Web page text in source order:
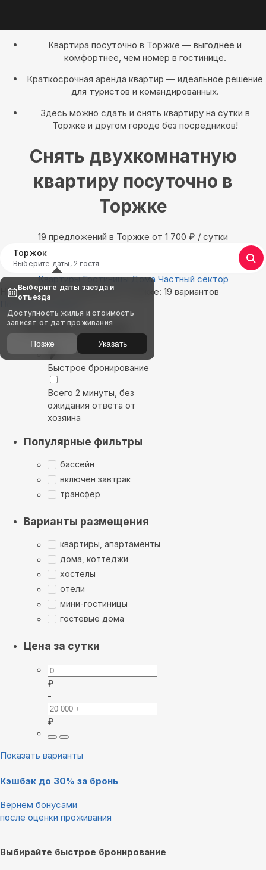
Квартира посуточно в Торжке — выгоднее и
комфортнее, чем номер в гостинице.
Краткосрочная аренда квартир — идеальное решение
для туристов и командированных.
Здесь можно сдать и снять квартиру на сутки в
Торжке и другом городе без посредников!
Снять двухкомнатную
квартиру посуточно в
Торжке
19 предложений в Торжке oт 1 700 ₽ / сутки
Торжок
Выберите даты, 2 гостя
Квартиры Гостиницы Дома Частный сектор
Найдём, где остановиться в Торжке: 19 вариантов
Показать на карте
Выбирайте лучшее
Быстрое бронирование
Всего 2 минуты, без
ожидания ответа от
хозяина
Популярные фильтры
бассейн
включён завтрак
трансфер
Варианты размещения
квартиры, апартаменты
дома, коттеджи
хостелы
отели
мини-гостиницы
гостевые дома
Цена за сутки
₽
-
₽
Показать варианты
Кэшбэк до 30% за бронь
Вернём бонусами
после оценки проживания
Выбирайте быстрое бронирование
Выберите даты заезда и
отъезда
Доступность жилья и стоимость
зависят от дат проживания
Позже Указать